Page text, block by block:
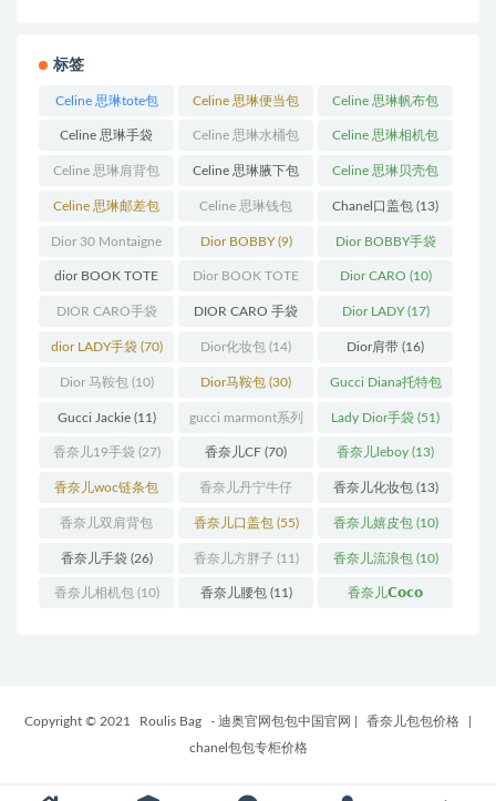
标签
Celine 思琳tote包
(23)
Celine 思琳便当包
(14)
Celine 思琳帆布包
(18)
Celine 思琳手袋
(250)
Celine 思琳水桶包
(55)
Celine 思琳相机包
(11)
Celine 思琳肩背包
(12)
Celine 思琳腋下包
(10)
Celine 思琳贝壳包
(12)
Celine 思琳邮差包
(13)
Celine 思琳钱包
(10)
Chanel口盖包 (13)
Dior 30 Montaigne
蒙田(31)
Dior BOBBY(9) Dior BOBBY手袋
(26)
dior BOOK TOTE
(12)
Dior BOOK TOTE
手袋(163)
Dior CARO (10)
DIOR CARO手袋
(11)
DIOR CARO 手袋
(31)
Dior LADY(17)
dior LADY手袋(70) Dior化妆包 (14) Dior肩带 (16)
Dior 马鞍包(10) Dior马鞍包 (30) Gucci Diana托特包
(11)
Gucci Jackie(11) gucci marmont系列
(19)
Lady Dior手袋 (51)
香奈儿19手袋 (27) 香奈儿CF (70) 香奈儿leboy (13)
香奈儿woc链条包
(11)
香奈儿丹宁牛仔
(12)
香奈儿化妆包(13)
香奈儿双肩背包
(13)
香奈儿口盖包(55) 香奈儿嬉皮包(10)
香奈儿手袋(26) 香奈儿方胖子(11) 香奈儿流浪包(10)
香奈儿相机包(10) 香奈儿腰包(11) 香奈儿𝗖𝗼𝗰𝗼
Copyright © 2021 Roulis Bag - 迪奥官网包包中国官网 香奈儿包包价格
chanel包包专柜价格